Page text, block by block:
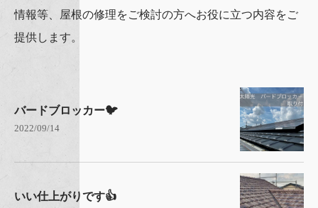
情報等、屋根の修理をご検討の方へお役に立つ内容をご
提供します。
バードブロッカー🐦
2022/09/14
いい仕上がりです👍